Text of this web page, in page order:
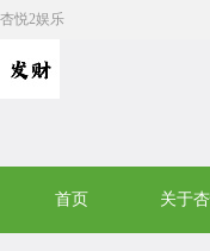
杏悦2娱乐
首页 关于